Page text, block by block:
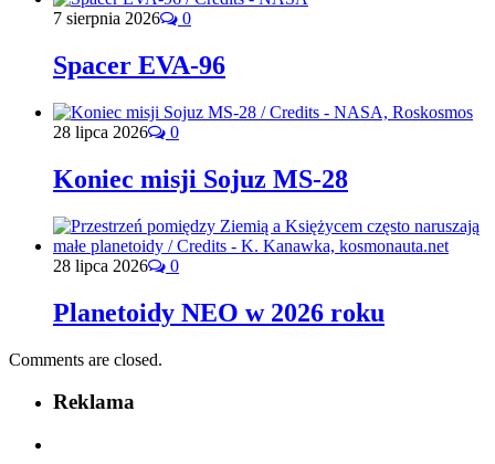
7 sierpnia 2026 0
Spacer EVA-96
28 lipca 2026 0
Koniec misji Sojuz MS-28
28 lipca 2026 0
Planetoidy NEO w 2026 roku
Comments are closed.
Reklama